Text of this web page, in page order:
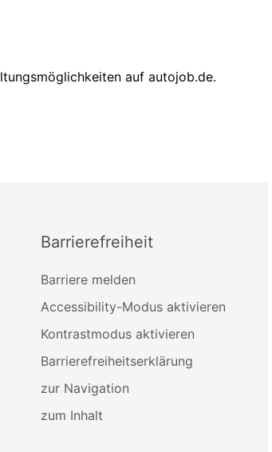
auf autojob.de.
Barrierefreiheit
Barriere melden
Accessibility-Modus aktivieren
Kontrastmodus aktivieren
Barrierefreiheitserklärung
zur Navigation
zum Inhalt